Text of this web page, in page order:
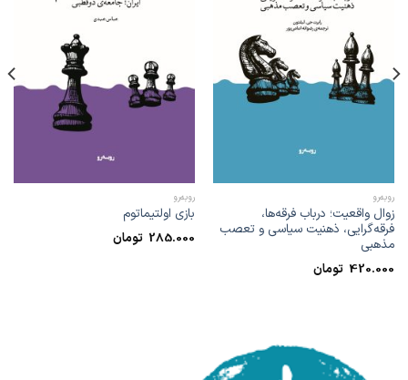
رو‌به‌رو
زوال واقعیت؛ درباب فرقه‌ها،
فرقه‌گرایی، ذهنیت سیاسی و تعصب
مذهبی
420.000 تومان
رو‌به‌رو
بازی اولتیماتوم
285.000 تومان